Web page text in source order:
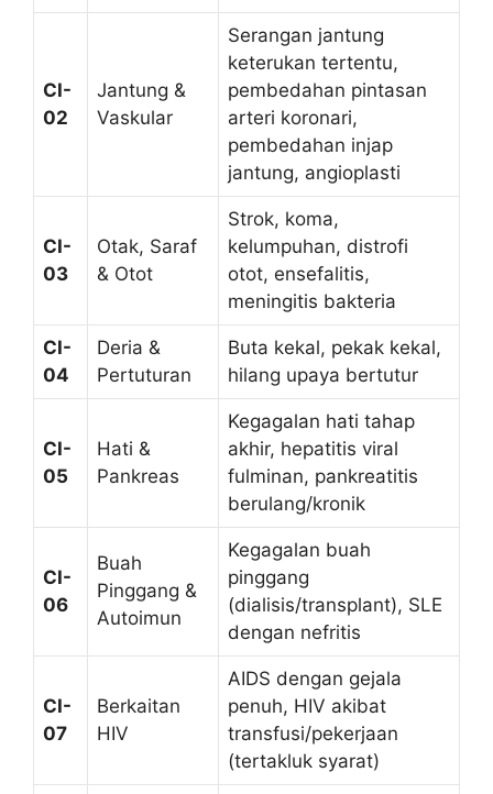
CI-
02
Jantung &
Vaskular
Serangan jantung
keterukan tertentu,
pembedahan pintasan
arteri koronari,
pembedahan injap
jantung, angioplasti
CI-
03
Otak, Saraf
& Otot
Strok, koma,
kelumpuhan, distrofi
otot, ensefalitis,
meningitis bakteria
CI-
04
Deria &
Pertuturan
Buta kekal, pekak kekal,
hilang upaya bertutur
CI-
05
Hati &
Pankreas
Kegagalan hati tahap
akhir, hepatitis viral
fulminan, pankreatitis
berulang/kronik
CI-
06
Buah
Pinggang &
Autoimun
Kegagalan buah
pinggang
(dialisis/transplant), SLE
dengan nefritis
CI-
07
Berkaitan
HIV
AIDS dengan gejala
penuh, HIV akibat
transfusi/pekerjaan
(tertakluk syarat)